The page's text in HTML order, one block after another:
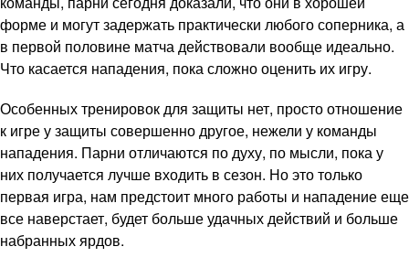
форме и могут задержать практически любого соперника, а
в первой половине матча действовали вообще идеально.
Что касается нападения, пока сложно оценить их игру.
Особенных тренировок для защиты нет, просто отношение
к игре у защиты совершенно другое, нежели у команды
нападения. Парни отличаются по духу, по мысли, пока у
них получается лучше входить в сезон. Но это только
первая игра, нам предстоит много работы и нападение еще
все наверстает, будет больше удачных действий и больше
набранных ярдов.